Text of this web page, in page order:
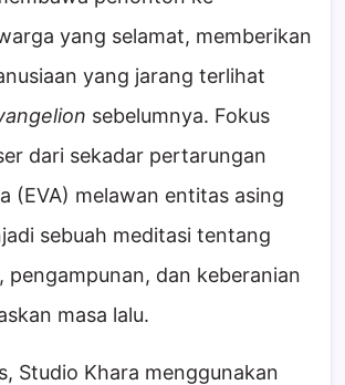
yang selamat, memberikan
yang jarang terlihat
sebelumnya. Fokus
dari sekadar pertarungan
(EVA) melawan entitas asing
sebuah meditasi tentang
pengampunan, dan keberanian
masa lalu.
Studio Khara menggunakan